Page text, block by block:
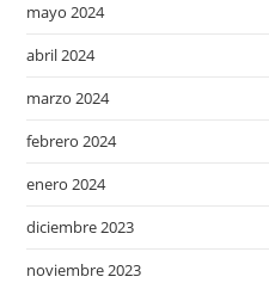
mayo 2024
abril 2024
marzo 2024
febrero 2024
enero 2024
diciembre 2023
noviembre 2023